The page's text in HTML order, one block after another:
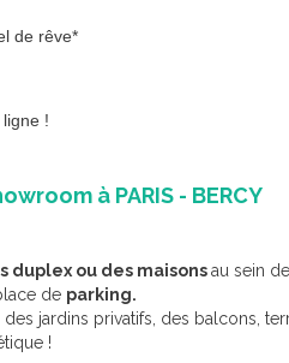
de rêve*
!
à PARIS - BERCY
duplex ou des maisonsau sein
de parking.
jardins privatifs, des balcons,
!